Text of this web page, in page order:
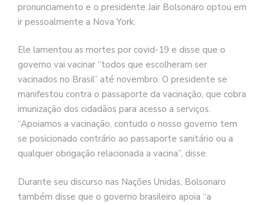
pronunciamento e o presidente Jair Bolsonaro optou em
ir pessoalmente a Nova York.
Ele lamentou as mortes por covid-19 e disse que o
governo vai vacinar “todos que escolheram ser
vacinados no Brasil” até novembro. O presidente se
manifestou contra o passaporte da vacinação, que cobra
imunização dos cidadãos para acesso a serviços.
“Apoiamos a vacinação, contudo o nosso governo tem
se posicionado contrário ao passaporte sanitário ou a
qualquer obrigação relacionada a vacina”, disse.
Durante seu discurso nas Nações Unidas, Bolsonaro
também disse que o governo brasileiro apoia “a